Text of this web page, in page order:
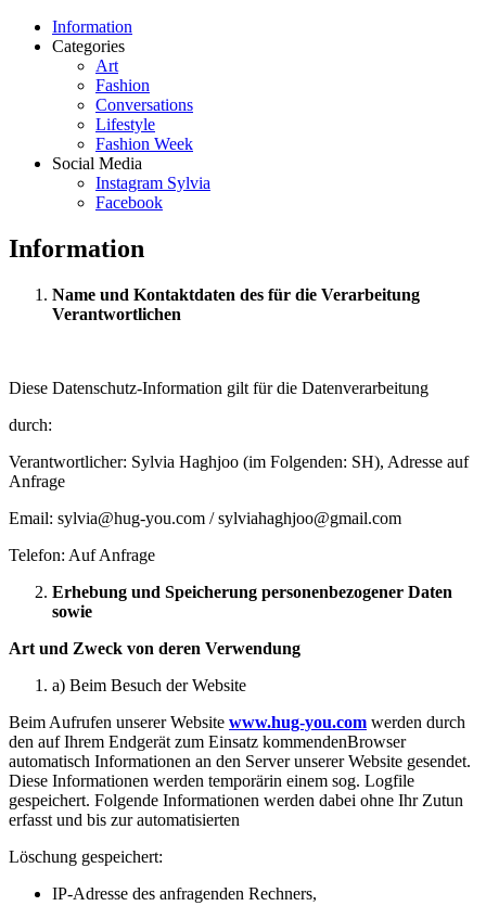
Information
Categories
Art
Fashion
Conversations
Lifestyle
Fashion Week
Social Media
Instagram Sylvia
Facebook
Information
Name und Kontaktdaten des für die Verarbeitung
Verantwortlichen
Diese Datenschutz-Information gilt für die Datenverarbeitung
durch:
Verantwortlicher: Sylvia Haghjoo (im Folgenden: SH), Adresse auf
Anfrage
Email: sylvia@hug-you.com / sylviahaghjoo@gmail.com
Telefon: Auf Anfrage
Erhebung und Speicherung personenbezogener Daten
sowie
Art und Zweck von deren Verwendung
a) Beim Besuch der Website
Beim Aufrufen unserer Website www.hug-you.com werden durch
den auf Ihrem Endgerät zum Einsatz kommendenBrowser
automatisch Informationen an den Server unserer Website gesendet.
Diese Informationen werden temporärin einem sog. Logfile
gespeichert. Folgende Informationen werden dabei ohne Ihr Zutun
erfasst und bis zur automatisierten
Löschung gespeichert:
IP-Adresse des anfragenden Rechners,